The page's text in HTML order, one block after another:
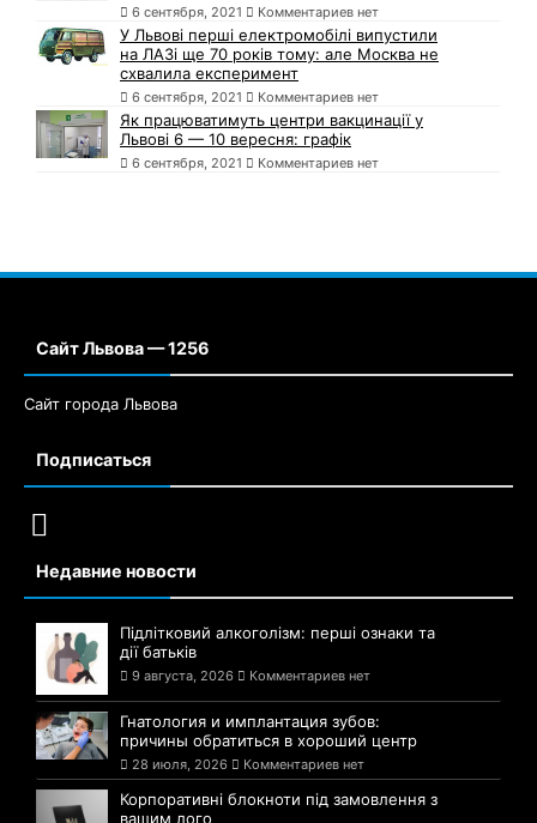
6 сентября, 2021 Комментариев нет
У Львові перші електромобілі випустили
на ЛАЗі ще 70 років тому: але Москва не
схвалила експеримент
6 сентября, 2021 Комментариев нет
Як працюватимуть центри вакцинації у
Львові 6 — 10 вересня: графік
6 сентября, 2021 Комментариев нет
Сайт Львова — 1256
Сайт города Львова
Подписаться
Недавние новости
Підлітковий алкоголізм: перші ознаки та
дії батьків
9 августа, 2026 Комментариев нет
Гнатология и имплантация зубов:
причины обратиться в хороший центр
28 июля, 2026 Комментариев нет
Корпоративні блокноти під замовлення з
вашим лого